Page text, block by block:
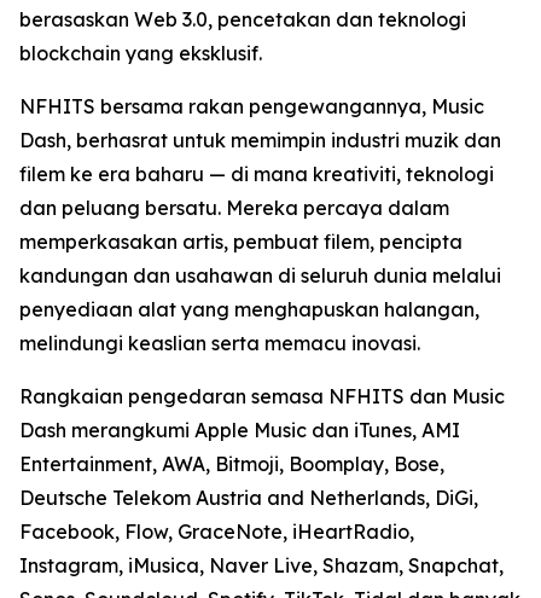
berasaskan Web 3.0, pencetakan dan teknologi
blockchain yang eksklusif.
NFHITS bersama rakan pengewangannya, Music
Dash, berhasrat untuk memimpin industri muzik dan
filem ke era baharu — di mana kreativiti, teknologi
dan peluang bersatu. Mereka percaya dalam
memperkasakan artis, pembuat filem, pencipta
kandungan dan usahawan di seluruh dunia melalui
penyediaan alat yang menghapuskan halangan,
melindungi keaslian serta memacu inovasi.
Rangkaian pengedaran semasa NFHITS dan Music
Dash merangkumi Apple Music dan iTunes, AMI
Entertainment, AWA, Bitmoji, Boomplay, Bose,
Deutsche Telekom Austria and Netherlands, DiGi,
Facebook, Flow, GraceNote, iHeartRadio,
Instagram, iMusica, Naver Live, Shazam, Snapchat,